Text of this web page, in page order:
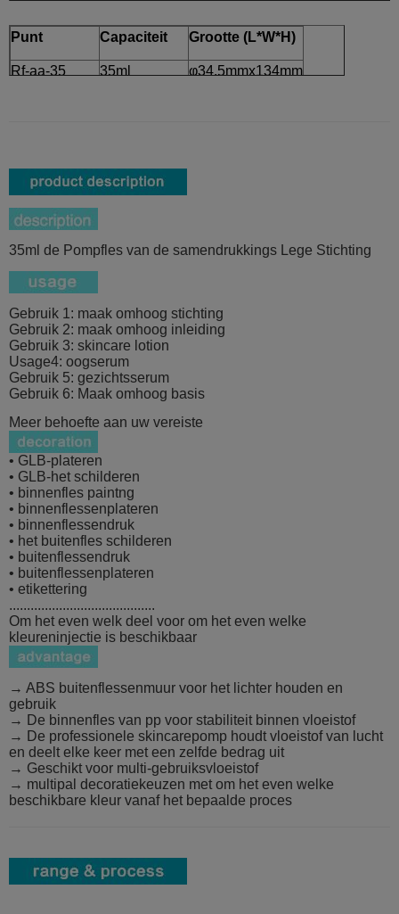
Punt Capaciteit Grootte (L*W*H)
Rf-aa-35 35ml φ34.5mmx134mm
35ml de Pompfles van de samendrukkings Lege Stichting
Gebruik 1: maak omhoog stichting
Gebruik 2: maak omhoog inleiding
Gebruik 3: skincare lotion
Usage4: oogserum
Gebruik 5: gezichtsserum
Gebruik 6: Maak omhoog basis
Meer behoefte aan uw vereiste
• GLB-plateren
• GLB-het schilderen
• binnenfles paintng
• binnenflessenplateren
• binnenflessendruk
• het buitenfles schilderen
• buitenflessendruk
• buitenflessenplateren
• etikettering
.........................................
Om het even welk deel voor om het even welke
kleureninjectie is beschikbaar
→ ABS buitenflessenmuur voor het lichter houden en
gebruik
→ De binnenfles van pp voor stabiliteit binnen vloeistof
→ De professionele skincarepomp houdt vloeistof van lucht
en deelt elke keer met een zelfde bedrag uit
→ Geschikt voor multi-gebruiksvloeistof
→ multipal decoratiekeuzen met om het even welke
beschikbare kleur vanaf het bepaalde proces